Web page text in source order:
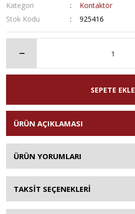
Kategori
Kontaktör
Stok Kodu
925416
SEPETE EKLE
ÜRÜN AÇIKLAMASI
ÜRÜN YORUMLARI
TAKSİT SEÇENEKLERİ